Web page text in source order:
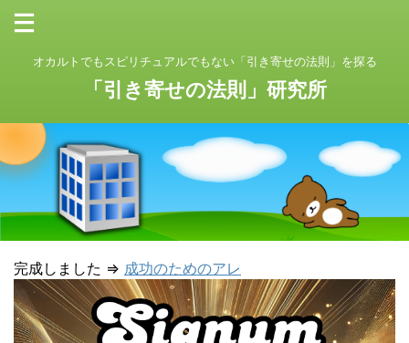
オカルトでもスピリチュアルでもない「引き寄せの法則」を探る
「引き寄せの法則」研究所
完成しました ⇒ 成功のためのアレ